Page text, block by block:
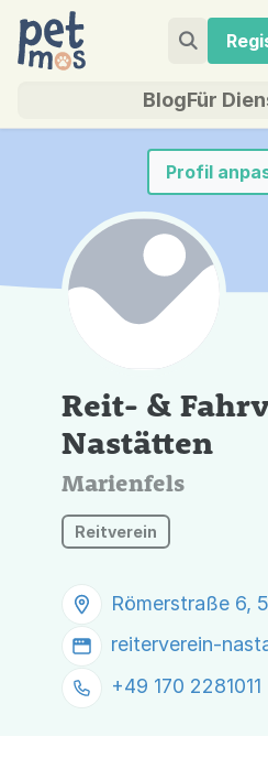
BlogFür
Profil
Reit- &
Nastätten
Marienfels
Reitverein
Römerstraße 6,
reiterverein-
+49 170 2281011